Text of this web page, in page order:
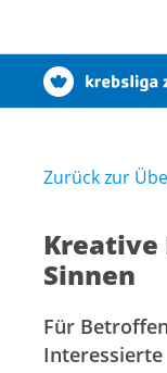
Zurück zur
Sinnen
Für
Interessierte